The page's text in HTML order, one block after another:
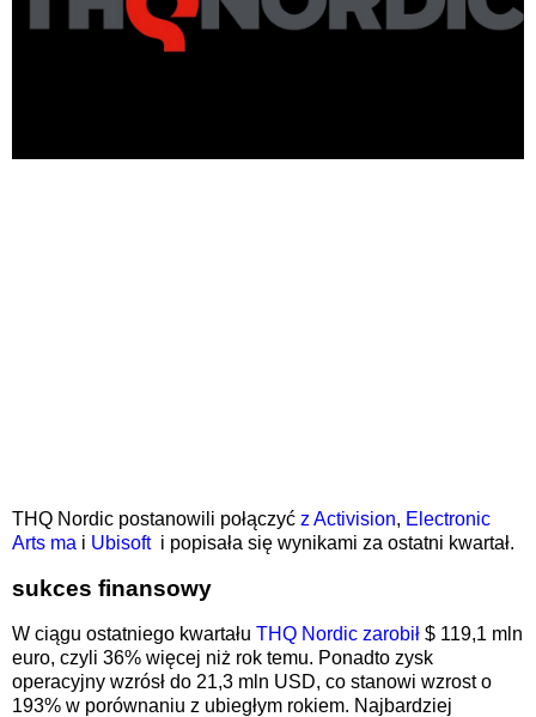
THQ Nordic postanowili połączyć z Activision, Electronic
Arts ma i Ubisoft i popisała się wynikami za ostatni kwartał.
sukces finansowy
W ciągu ostatniego kwartału THQ Nordic zarobił $ 119,1 mln
euro, czyli 36% więcej niż rok temu. Ponadto zysk
operacyjny wzrósł do 21,3 mln USD, co stanowi wzrost o
193% w porównaniu z ubiegłym rokiem. Najbardziej